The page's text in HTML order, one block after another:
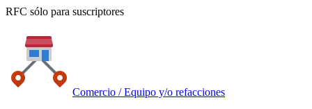
RFC sólo para suscriptores
Comercio / Equipo y/o refacciones